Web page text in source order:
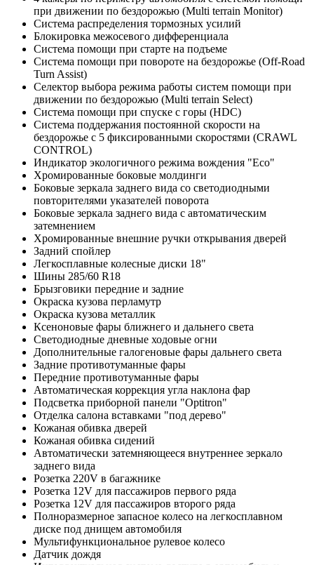
при движении по бездорожью (Multi terrain Monitor)
Система распределения тормозных усилий
Блокировка межосевого дифференциала
Система помощи при старте на подъеме
Система помощи при повороте на бездорожье (Off-Road
Turn Assist)
Селектор выбора режима работы систем помощи при
движении по бездорожью (Multi terrain Select)
Система помощи при спуске с горы (HDC)
Система поддержания постоянной скорости на
бездорожье c 5 фиксированными скоростями (CRAWL
CONTROL)
Индикатор экологичного режима вождения "Eco"
Хромированные боковые молдинги
Боковые зеркала заднего вида со светодиодными
повторителями указателей поворота
Боковые зеркала заднего вида с автоматическим
затемнением
Хромированные внешние ручки открывания дверей
Задний спойлер
Легкосплавные колесные диски 18"
Шины 285/60 R18
Брызговики передние и задние
Окраска кузова перламутр
Окраска кузова металлик
Ксеноновые фары ближнего и дальнего света
Светодиодные дневные ходовые огни
Дополнительные галогеновые фары дальнего света
Задние противотуманные фары
Передние противотуманные фары
Автоматическая коррекция угла наклона фар
Подсветка приборной панели "Optitron"
Отделка салона вставками "под дерево"
Кожаная обивка дверей
Кожаная обивка сидений
Автоматически затемняющееся внутреннее зеркало
заднего вида
Розетка 220V в багажнике
Розетка 12V для пассажиров первого ряда
Розетка 12V для пассажиров второго ряда
Полноразмерное запасное колесо на легкосплавном
диске под днищем автомобиля
Мультифункциональное рулевое колесо
Датчик дождя